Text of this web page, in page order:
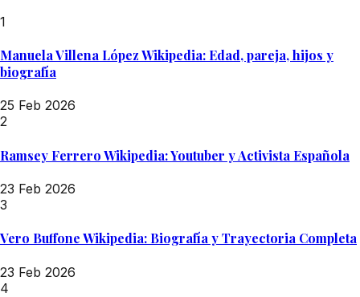
1
Manuela Villena López Wikipedia: Edad, pareja, hijos y
biografía
25 Feb 2026
2
Ramsey Ferrero Wikipedia: Youtuber y Activista Española
23 Feb 2026
3
Vero Buffone Wikipedia: Biografía y Trayectoria Completa
23 Feb 2026
4